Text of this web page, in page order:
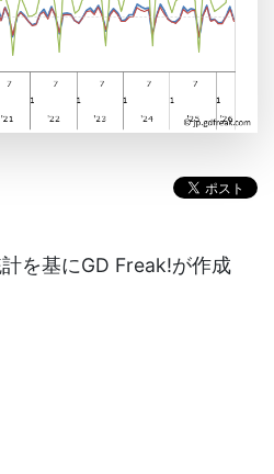
を基にGD Freak!が作成